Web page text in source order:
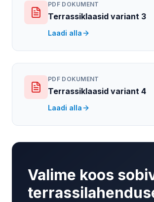
PDF DOKUMENT
Terrassiklaasid variant 3
Laadi alla
PDF DOKUMENT
Terrassiklaasid variant 4
Laadi alla
Valime koos